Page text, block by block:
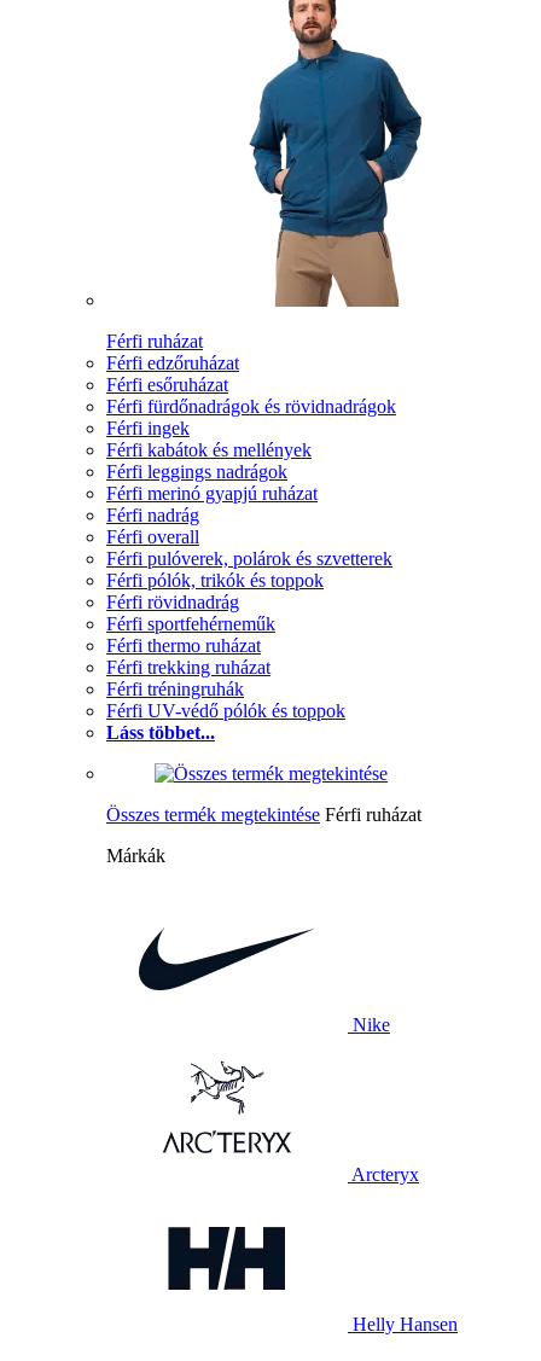
Férfi ruházat
Férfi edzőruházat
Férfi esőruházat
Férfi fürdőnadrágok és rövidnadrágok
Férfi ingek
Férfi kabátok és mellények
Férfi leggings nadrágok
Férfi merinó gyapjú ruházat
Férfi nadrág
Férfi overall
Férfi pulóverek, polárok és szvetterek
Férfi pólók, trikók és toppok
Férfi rövidnadrág
Férfi sportfehérneműk
Férfi thermo ruházat
Férfi trekking ruházat
Férfi tréningruhák
Férfi UV-védő pólók és toppok
Láss többet...
Összes termék megtekintése Férfi ruházat
Márkák
Nike
Arcteryx
Helly Hansen